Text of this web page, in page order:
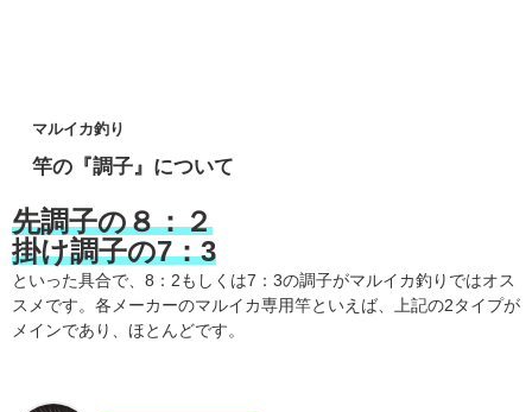
マルイカ釣り
竿の『調子』について
先調子の８：２
掛け調子の7：3
といった具合で、8：2もしくは7：3の調子がマルイカ釣りではオス
スメです。各メーカーのマルイカ専用竿といえば、上記の2タイプが
メインであり、ほとんどです。